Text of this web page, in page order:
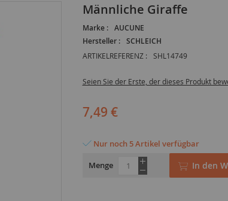
männliche Giraffe
Marke :
AUCUNE
Hersteller :
SCHLEICH
ARTIKELREFERENZ : SHL14749
Seien Sie der Erste, der dieses Produkt
7,49 €
Nur noch 5 Artikel verfügbar
Menge
In den